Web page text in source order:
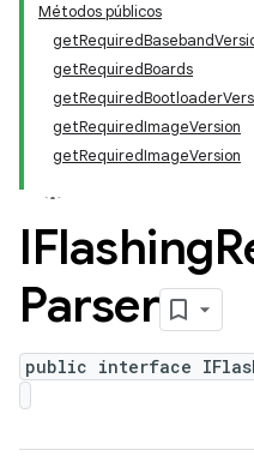
Métodos públicos
getRequiredBoards
getRequiredImageVersion
getRequiredImageVersion
IFlashing
Parser
public interface